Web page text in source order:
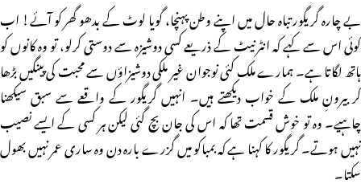
بے چارہ گریگور تباہ حال میں اپنے وطن پہنچا، گویا لوٹ کے بدھو گھر کو آئے! اب
کوئی اس سے کہے کہ انٹرنیٹ کے ذریعے کسی دوشیزہ سے دوستی کرلو، تو وہ کانوں کو
ہاتھ لگاتا ہے۔ ہمارے ملک کئی نوجوان غیر ملکی دوشیزاؤں سے محبت کی پینگیں بڑھا
کر بیرونِ ملک کے خواب دیکھتے ہیں۔ انہیں گریگور کے واقعے سے سبق سیکھنا
چاہیے۔ وہ تو خوش قسمت تھا کہ اس کی جان بچ گئی لیکن ہر کسی کے ایسے نصیب
نہیں ہوتے۔ گریگور کا کہنا ہے کہ بمباکو میں گزرے بارہ دن وہ ساری عمر نہیں بھول
سکتا۔